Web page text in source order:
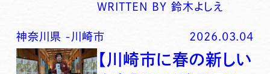
WRITTEN BY 鈴木よしえ
神奈川県 - 川崎市 2026.03.04
【川崎市に春の新しい